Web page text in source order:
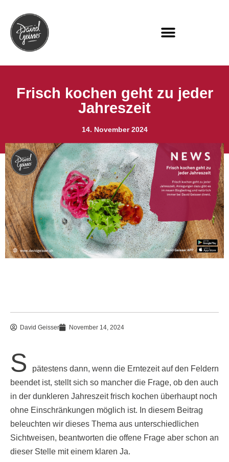
Frisch kochen geht zu jeder
Jahreszeit
14. November 2024
David Geisser November 14, 2024
S
pätestens dann, wenn die Erntezeit auf den Feldern
beendet ist, stellt sich so mancher die Frage, ob den auch
in der dunkleren Jahreszeit frisch kochen überhaupt noch
ohne Einschränkungen möglich ist. In diesem Beitrag
beleuchten wir dieses Thema aus unterschiedlichen
Sichtweisen, beantworten die offene Frage aber schon an
dieser Stelle mit einem klaren Ja.